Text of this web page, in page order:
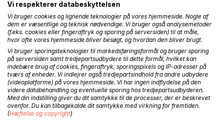
I en meget nær fremtid, er der kommet i hundredetusindvis
af flygtninge og migranter til Danmark.
Problemerne tårner sig op og ’godhedsindustrien’
dominerer fortsat debatten og vil ikke for alvor erkende, at
politikken har slået fejl.
Et snarligt formandsskifte får en erfaren politiker fra et af
de regeringsbærende partier til at tale om selvtægt - alene
for at skabe lidt opmærksomhed omkring sin person og
Vi respekterer databeskyttelsen
Vi bruger cookies og lignende teknologier på vores hjemmeside. Nogle af
dem er væsentlige og teknisk nødvendige. Vi bruger også analysemetoder
(f.eks. cookies eller fingeraftryk og sporing på serversiden) til at måle,
hvor ofte vores hjemmeside bliver besøgt, og hvordan den bliver brugt.
Vi bruger sporingsteknologier til markedsføringsformål og bruger sporing
på serversiden samt tredjepartsudbydere til dette formål, hvilket kan
indebære brug af cookies, fingeraftryk, sporingspixels og IP-adresser på
tværs af enheder. Vi indlejrer også tredjepartsindhold fra andre udbydere
(videoplatforme) på vores hjemmeside. Vi har ingen indflydelse på den
videre databehandling og eventuelle sporing hos tredjepartsudbyderen.
Med din indstilling giver du dit samtykke til de processer, der er beskrevet
ovenfor. Du kan tilbagekalde dit samtykke med virkning for fremtiden.
(Hæftelse og copyright)